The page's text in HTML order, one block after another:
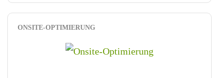
ONSITE-OPTIMIERUNG